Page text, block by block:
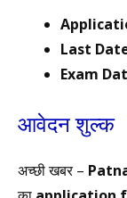
Last
Exam
आवेदन शुल्क
अच्छी खबर –